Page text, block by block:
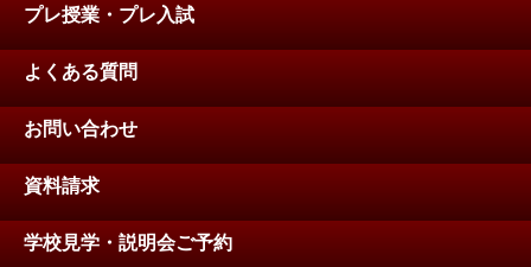
プレ授業・プレ入試
よくある質問
お問い合わせ
資料請求
学校見学・説明会ご予約